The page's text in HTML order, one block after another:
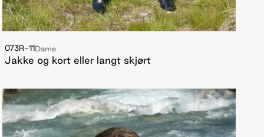
073R-11Dame
Jakke og kort eller langt skjørt